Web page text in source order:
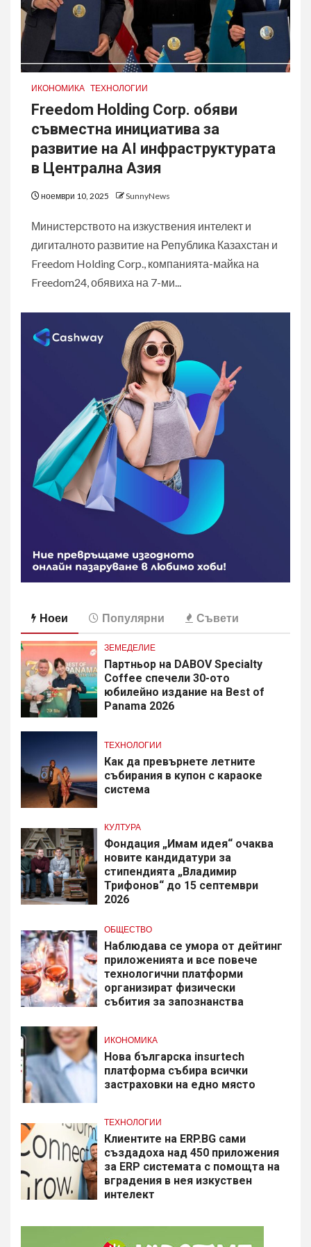
ИКОНОМИКА ТЕХНОЛОГИИ
Freedom Holding Corp. обяви
съвместна инициатива за
развитие на AI инфраструктурата
в Централна Азия
ноември 10, 2025 SunnyNews
Министерството на изкуствения интелект и
дигиталното развитие на Република Казахстан и
Freedom Holding Corp., компанията-майка на
Freedom24, обявиха на 7-ми...
Ноеи Популярни Съвети
ЗЕМЕДЕЛИЕ
Партньор на DABOV Specialty
Coffee спечели 30-ото
юбилейно издание на Best of
Panama 2026
ТЕХНОЛОГИИ
Как да превърнете летните
събирания в купон с караоке
система
КУЛТУРА
Фондация „Имам идея“ очаква
новите кандидатури за
стипендията „Владимир
Трифонов“ до 15 септември
2026
ОБЩЕСТВО
Наблюдава се умора от дейтинг
приложенията и все повече
технологични платформи
организират физически
събития за запознанства
ИКОНОМИКА
Нова българска insurtech
платформа събира всички
застраховки на едно място
ТЕХНОЛОГИИ
Клиентите на ERP.BG сами
създадоха над 450 приложения
за ERP системата с помощта на
вградения в нея изкуствен
интелект